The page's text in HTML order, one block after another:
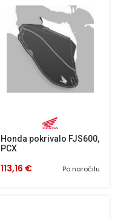
Honda pokrivalo FJS600,
PCX
Po naročilu
113,16 €